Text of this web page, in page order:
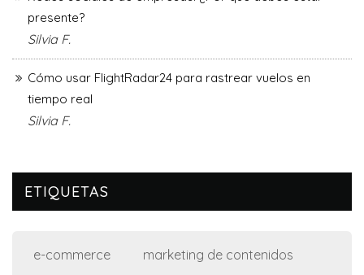
presente?
Silvia F.
Cómo usar FlightRadar24 para rastrear vuelos en
tiempo real
Silvia F.
ETIQUETAS
e-commerce marketing de contenidos